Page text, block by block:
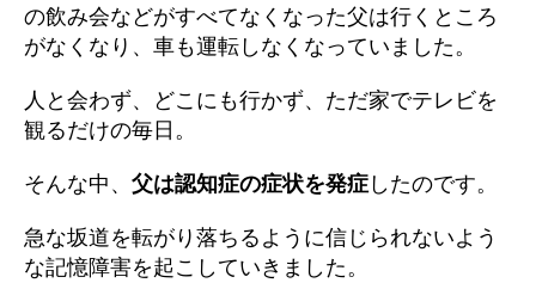
の飲み会などがすべてなくなった父は行くところ
がなくなり、車も運転しなくなっていました。
人と会わず、どこにも行かず、ただ家でテレビを
観るだけの毎日。
そんな中、 父は認知症の症状を発症したのです。
急な坂道を転がり落ちるように信じられないよう
な記憶障害を起こしていきました。